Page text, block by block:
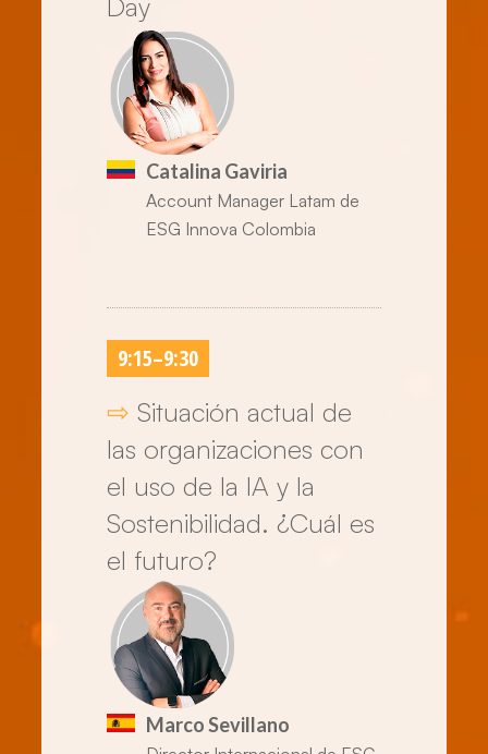
Catalina Gaviria
Account Manager Latam de
ESG Innova Colombia
9:15–9:30
⇨ Situación actual de
las organizaciones con
el uso de la lA y la
Sostenibilidad. ¿Cuál es
el futuro?
Marco Sevillano